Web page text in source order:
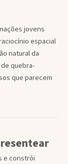
jovens
espacial
natural da
quebra-
que parecem
e constrói